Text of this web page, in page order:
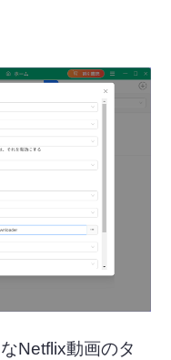
Netflix動画のタ